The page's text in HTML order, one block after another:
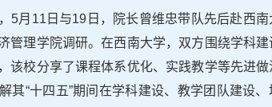
5月11日与19日，院长曾维忠带队先后赴西南
管理学院调研。在西南大学，双方围绕学科建
该校分享了课程体系优化、实践教学等先进
其“十四五”期间在学科建设、教学团队建设